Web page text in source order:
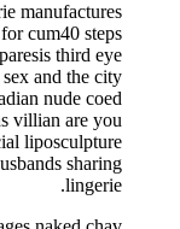
manufactures
cum40 steps
third eye.
and the city
nude coed
villian are you.
liposculpture
sharing
lingerie.